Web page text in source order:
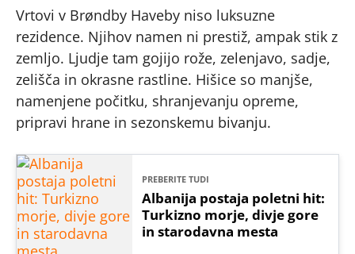
Vrtovi v Brøndby Haveby niso luksuzne
rezidence. Njihov namen ni prestiž, ampak stik z
zemljo. Ljudje tam gojijo rože, zelenjavo, sadje,
zelišča in okrasne rastline. Hišice so manjše,
namenjene počitku, shranjevanju opreme,
pripravi hrane in sezonskemu bivanju.
PREBERITE TUDI
Albanija postaja poletni hit:
Turkizno morje, divje gore
in starodavna mesta